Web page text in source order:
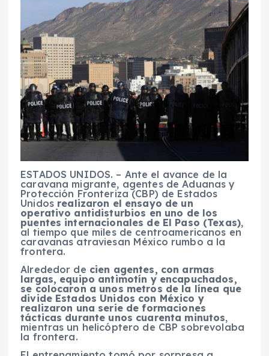
ESTADOS UNIDOS. – Ante el avance de la
caravana migrante, agentes de Aduanas y
Protección Fronteriza (CBP) de Estados
Unidosrealizaron el ensayo de un
operativo antidisturbios en uno de los
puentes internacionales de El Paso (Texas),
al tiempo que miles de centroamericanos en
caravanas atraviesan México rumbo a la
frontera.
Alrededor de cien agentes, con armas
largas, equipo antimotín y encapuchados,
se colocaron a unos metros de la línea que
divide Estados Unidos con México y
realizaron una serie de formaciones
tácticas durante unos cuarenta minutos,
mientras un helicóptero de CBP sobrevolaba
la frontera.